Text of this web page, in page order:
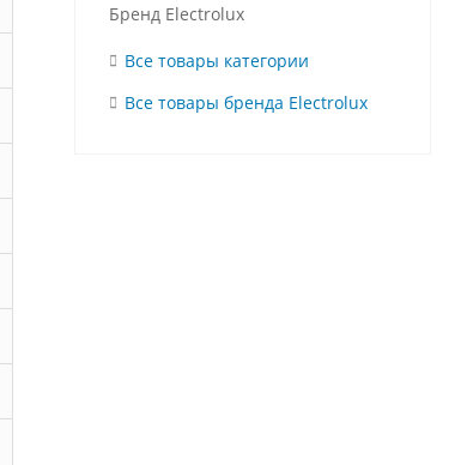
Бренд Electrolux
Все товары категории
Все товары бренда Electrolux